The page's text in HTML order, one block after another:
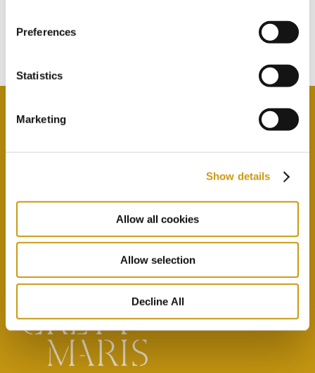
Preferences
Statistics
Marketing
Show details
Allow all cookies
Allow selection
Decline All
ABONNIEREN SIE UNSEREN
Datenschutzbestimmungen und Allgemeinen